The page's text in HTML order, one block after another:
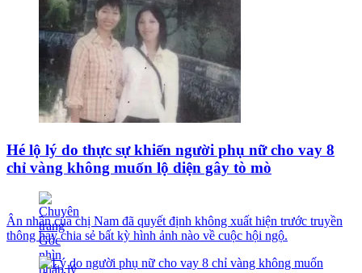
Hé lộ lý do thực sự khiến người phụ nữ cho vay 8
chỉ vàng không muốn lộ diện gây tò mò
Ân nhân của chị Nam đã quyết định không xuất hiện trước truyền
thông hay chia sẻ bất kỳ hình ảnh nào về cuộc hội ngộ.